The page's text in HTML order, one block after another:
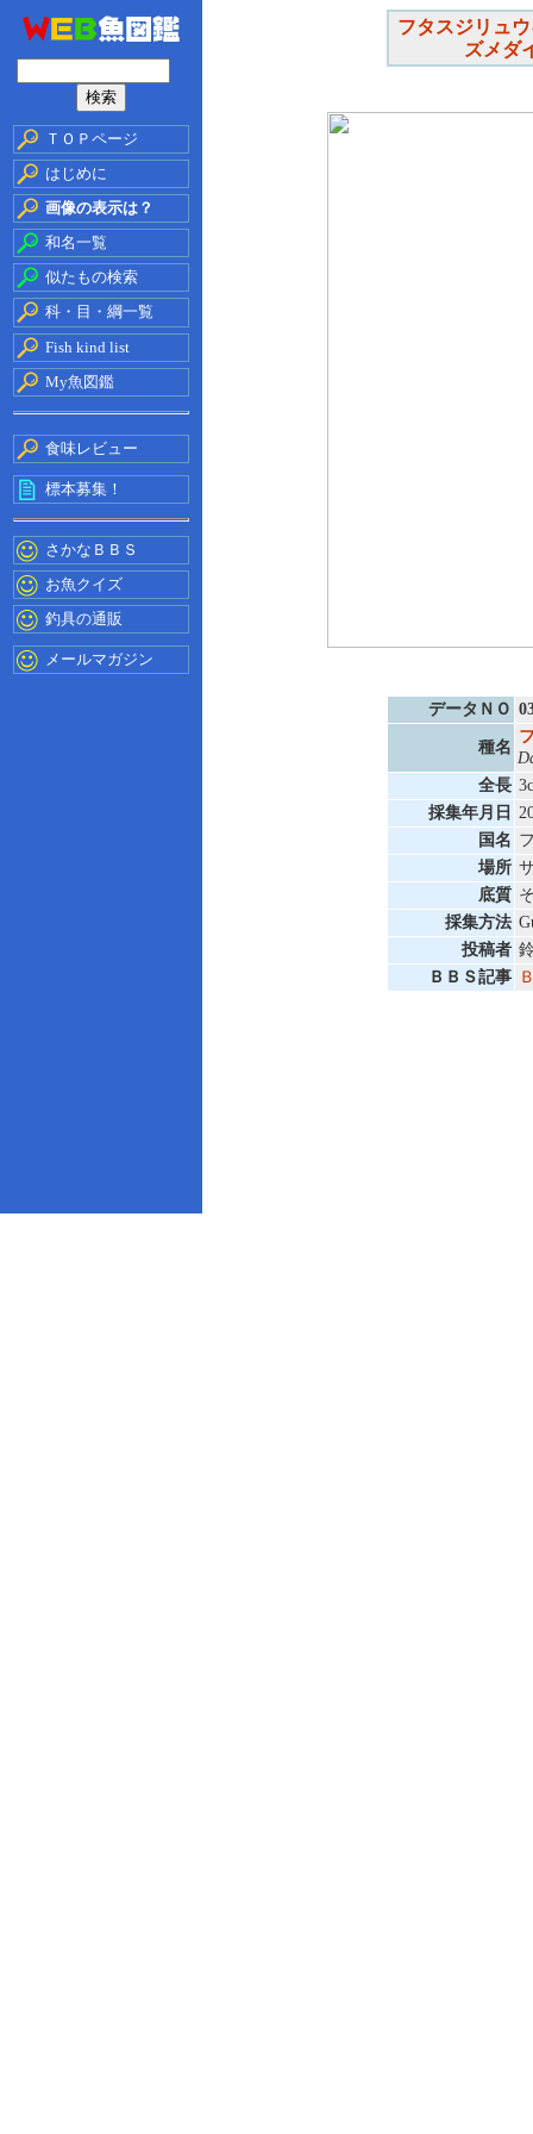
ＴＯＰページ
はじめに
画像の表示は？
和名一覧
似たもの検索
科・目・綱一覧
Fish kind list
My魚図鑑
食味レビュー
標本募集！
さかなＢＢＳ
お魚クイズ
釣具の通販
メールマガジン
フタスジリュ
ズメダ
データＮＯ
種名
全長
採集年月日
国名
場所
底質
採集方法
投稿者
ＢＢＳ記事